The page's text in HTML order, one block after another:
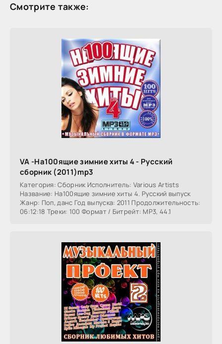
Смотрите также:
VA -На100ящие зимние хиты 4 - Русский
сборник (2011)mp3
Категория: Сборник Исполнитель: Various Artists
Название: На100ящие зимние хиты 4. Русский выпуск
Жанр: Поп, данс Год выпуска: 2011 Продолжительность:
06:12:18 Треки: 100 Формат / Битрейт: MP3, 44.1